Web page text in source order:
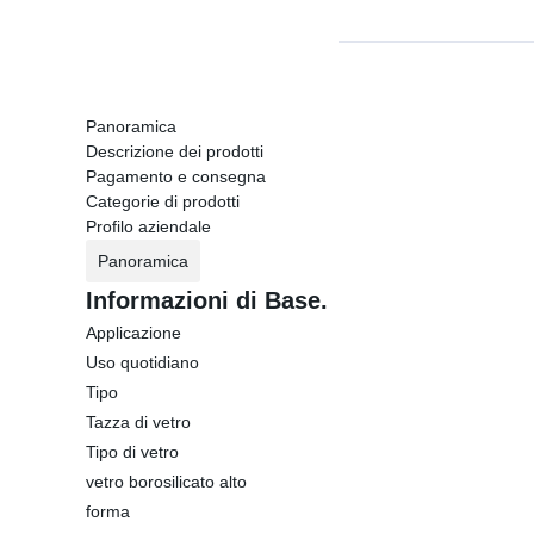
Panoramica
Descrizione dei prodotti
Pagamento e consegna
Categorie di prodotti
Profilo aziendale
Panoramica
Informazioni di Base.
Applicazione
Uso quotidiano
Tipo
Tazza di vetro
Tipo di vetro
vetro borosilicato alto
forma